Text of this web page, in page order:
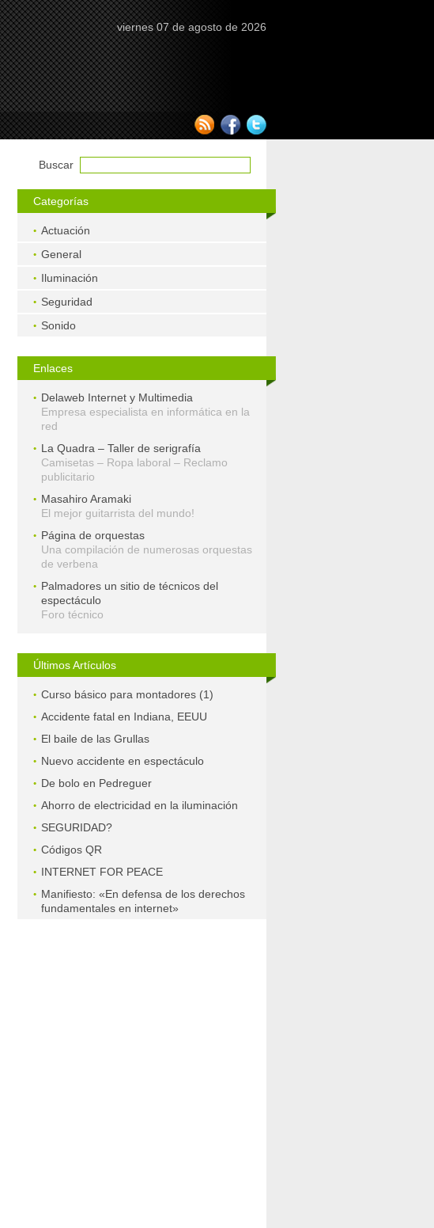
viernes 07 de agosto de 2026
Buscar
Categorías
Actuación
General
Iluminación
Seguridad
Sonido
Enlaces
Delaweb Internet y Multimedia
Empresa especialista en informática en la
red
La Quadra – Taller de serigrafía
Camisetas – Ropa laboral – Reclamo
publicitario
Masahiro Aramaki
El mejor guitarrista del mundo!
Página de orquestas
Una compilación de numerosas orquestas
de verbena
Palmadores un sitio de técnicos del
espectáculo
Foro técnico
Últimos Artículos
Curso básico para montadores (1)
Accidente fatal en Indiana, EEUU
El baile de las Grullas
Nuevo accidente en espectáculo
De bolo en Pedreguer
Ahorro de electricidad en la iluminación
SEGURIDAD?
Códigos QR
INTERNET FOR PEACE
Manifiesto: «En defensa de los derechos
fundamentales en internet»